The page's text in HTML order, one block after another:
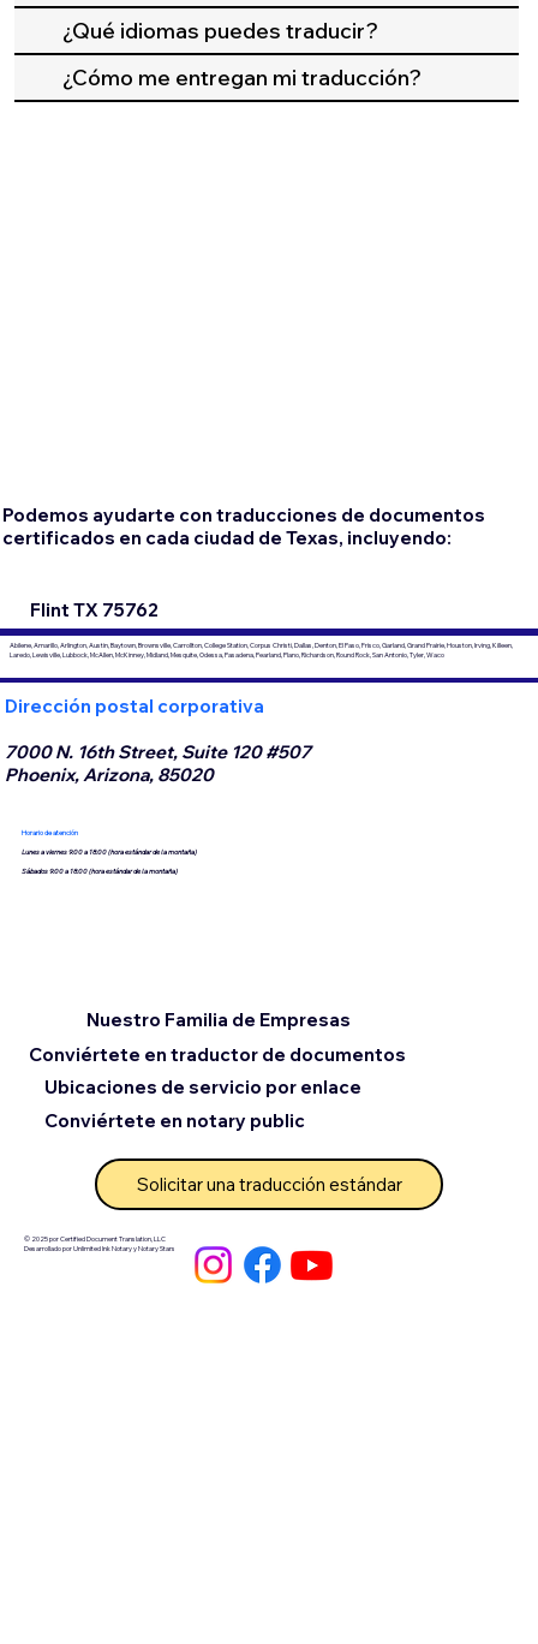
¿Qué idiomas puedes traducir?
¿Cómo me entregan mi traducción?
Podemos ayudarte con traducciones de documentos
certificados en cada ciudad de Texas, incluyendo:
Flint TX 75762
Abilene, Amarillo, Arlington, Austin, Baytown, Brownsville, Carrollton, College Station, Corpus Christi, Dallas, Denton, El Paso, Frisco, Garland, Grand Prairie, Houston, Irving, Killeen,
Laredo, Lewisville, Lubbock, McAllen, McKinney, Midland, Mesquite, Odessa, Pasadena, Pearland, Plano, Richardson, Round Rock, San Antonio, Tyler, Waco
Dirección postal corporativa
7000 N. 16th Street, Suite 120 #507
Phoenix, Arizona, 85020
Horario de atención
Lunes a viernes 9:00 a 18:00 (hora estándar de la montaña)
Sábados 9:00 a 18:00 (hora estándar de la montaña)
© 2025 por Certified Document Translation, LLC
Desarrollado por Unlimited Ink Notary y Notary Stars
Conviértete en traductor de documentos
Ubicaciones de servicio por enlace
Nuestro Familia de Empresas
Conviértete en notary public
Solicitar una traducción estándar